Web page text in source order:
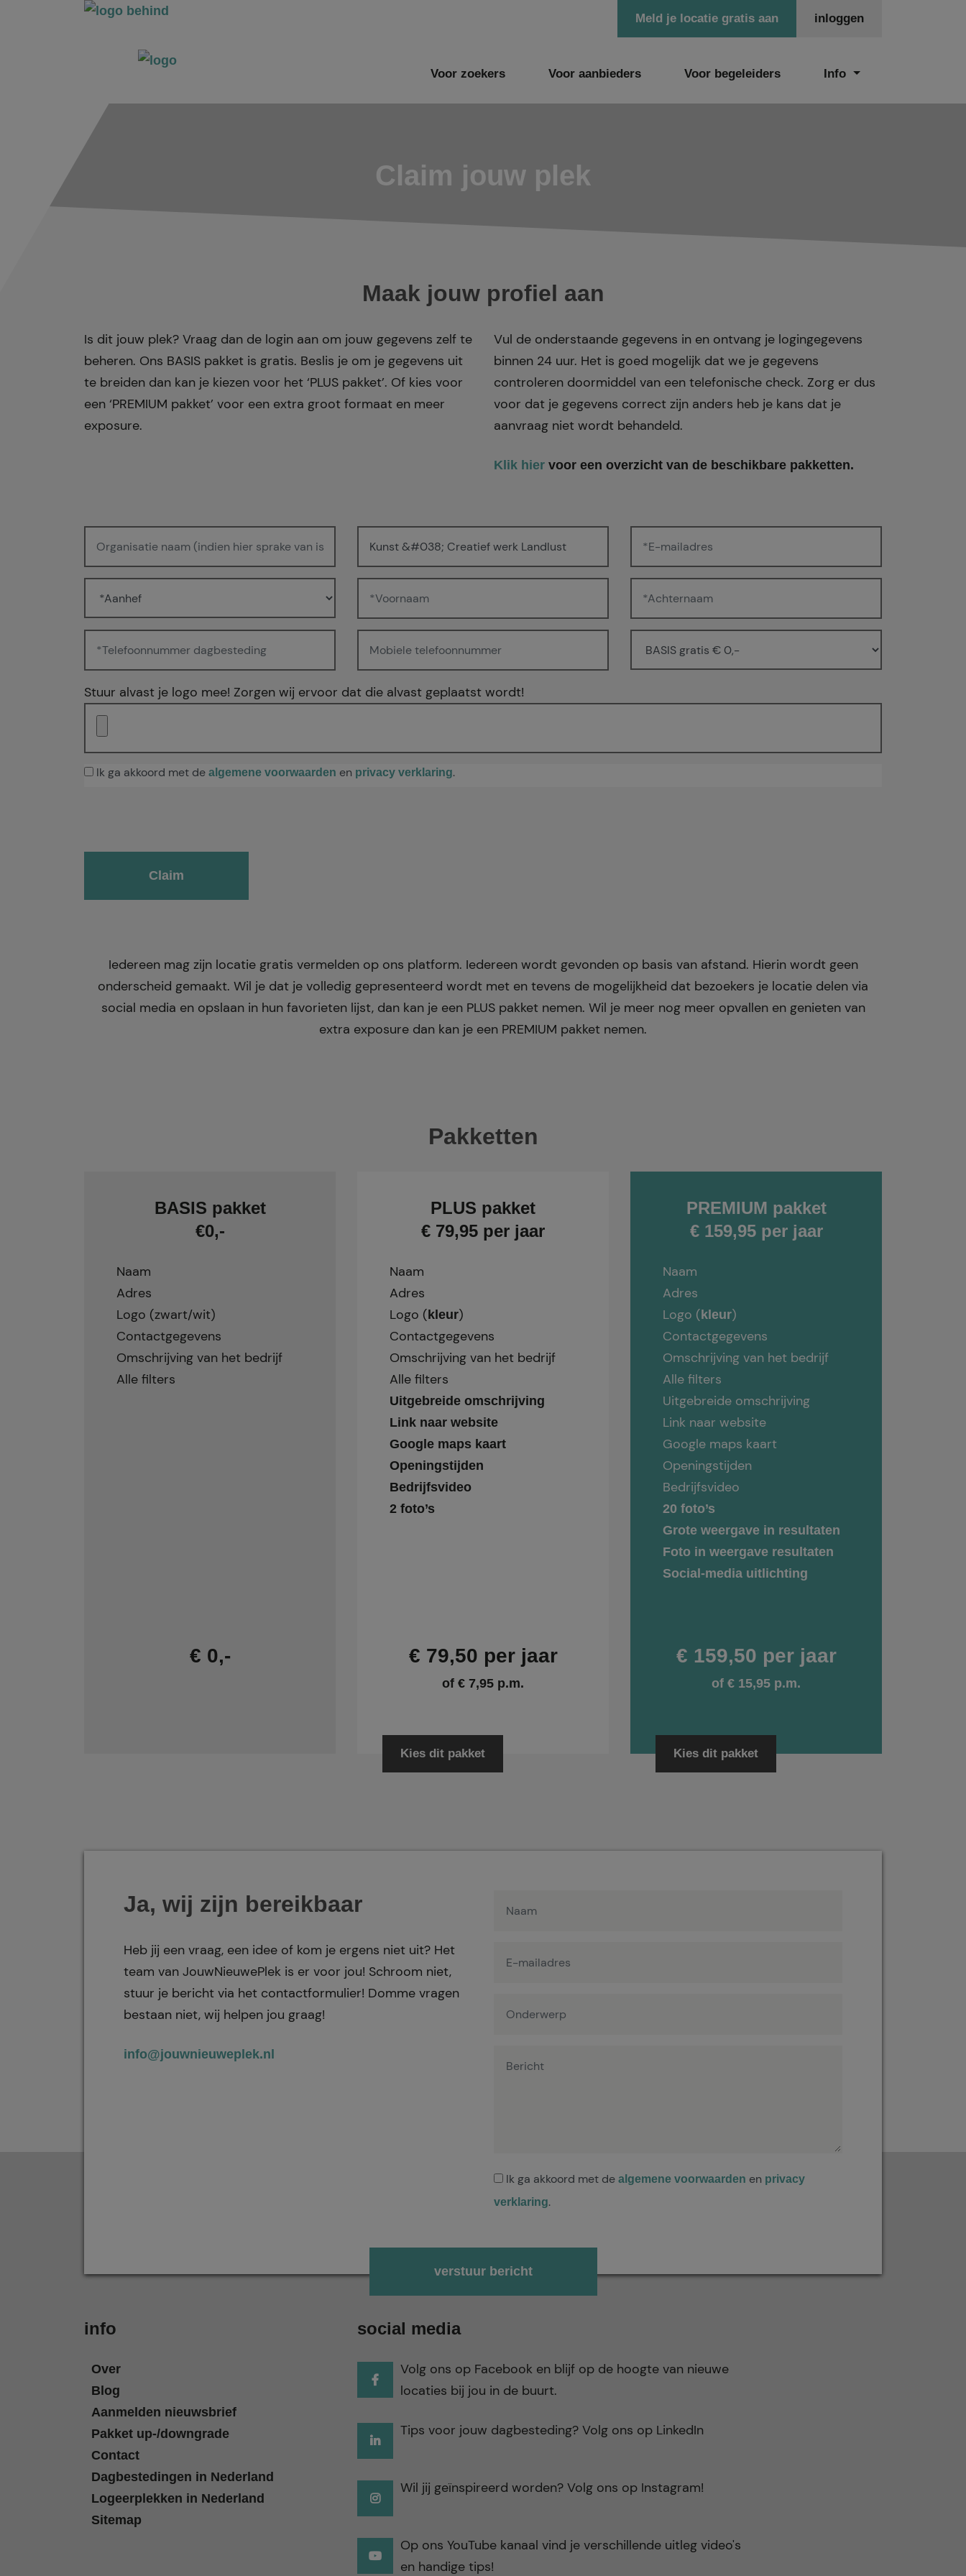
inloggen
Meld je locatie gratis aan
Voor zoekers Voor aanbieders Voor begeleiders Info
Claim jouw plek
Maak jouw profiel aan
Is dit jouw plek? Vraag dan de login aan om jouw gegevens zelf te
beheren. Ons BASIS pakket is gratis. Beslis je om je gegevens uit
te breiden dan kan je kiezen voor het ‘PLUS pakket’. Of kies voor
een ‘PREMIUM pakket’ voor een extra groot formaat en meer
exposure.
Vul de onderstaande gegevens in en ontvang je logingegevens
binnen 24 uur. Het is goed mogelijk dat we je gegevens
controleren doormiddel van een telefonische check. Zorg er dus
voor dat je gegevens correct zijn anders heb je kans dat je
aanvraag niet wordt behandeld.
Klik hier voor een overzicht van de beschikbare pakketten.
Stuur alvast je logo mee! Zorgen wij ervoor dat die alvast geplaatst wordt!
Ik ga akkoord met de algemene voorwaarden en privacy verklaring.
Iedereen mag zijn locatie gratis vermelden op ons platform. Iedereen wordt gevonden op basis van afstand. Hierin wordt geen
onderscheid gemaakt. Wil je dat je volledig gepresenteerd wordt met en tevens de mogelijkheid dat bezoekers je locatie delen via
social media en opslaan in hun favorieten lijst, dan kan je een PLUS pakket nemen. Wil je meer nog meer opvallen en genieten van
extra exposure dan kan je een PREMIUM pakket nemen.
Pakketten
BASIS pakket
€0,-
Naam
Adres
Logo (zwart/wit)
Contactgegevens
Omschrijving van het bedrijf
Alle filters
€ 0,-
PLUS pakket
€ 79,95 per jaar
Naam
Adres
Logo ( kleur)
Contactgegevens
Omschrijving van het bedrijf
Alle filters
Uitgebreide omschrijving
Link naar website
Google maps kaart
Openingstijden
Bedrijfsvideo
2 foto’s
€ 79,50 per jaar
of € 7,95 p.m.
Kies dit pakket
PREMIUM pakket
€ 159,95 per jaar
Naam
Adres
Logo ( kleur)
Contactgegevens
Omschrijving van het bedrijf
Alle filters
Uitgebreide omschrijving
Link naar website
Google maps kaart
Openingstijden
Bedrijfsvideo
20 foto’s
Grote weergave in resultaten
Foto in weergave resultaten
Social-media uitlichting
€ 159,50 per jaar
of € 15,95 p.m.
Kies dit pakket
Ja, wij zijn bereikbaar
Heb jij een vraag, een idee of kom je ergens niet uit? Het
team van JouwNieuwePlek is er voor jou! Schroom niet,
stuur je bericht via het contactformulier! Domme vragen
bestaan niet, wij helpen jou graag!
info@jouwnieuweplek.nl
Ik ga akkoord met de algemene voorwaarden en privacy
verklaring.
info
Over
Blog
Aanmelden nieuwsbrief
Pakket up-/downgrade
Contact
Dagbestedingen in Nederland
Logeerplekken in Nederland
Sitemap
social media
Volg ons op Facebook en blijf op de hoogte van nieuwe
locaties bij jou in de buurt.
Tips voor jouw dagbesteding? Volg ons op LinkedIn
Wil jij geïnspireerd worden? Volg ons op Instagram!
Op ons YouTube kanaal vind je verschillende uitleg video's
en handige tips!